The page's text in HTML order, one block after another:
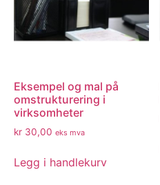
Eksempel og mal på
omstrukturering i
virksomheter
kr 30,00 eks mva
Legg i handlekurv